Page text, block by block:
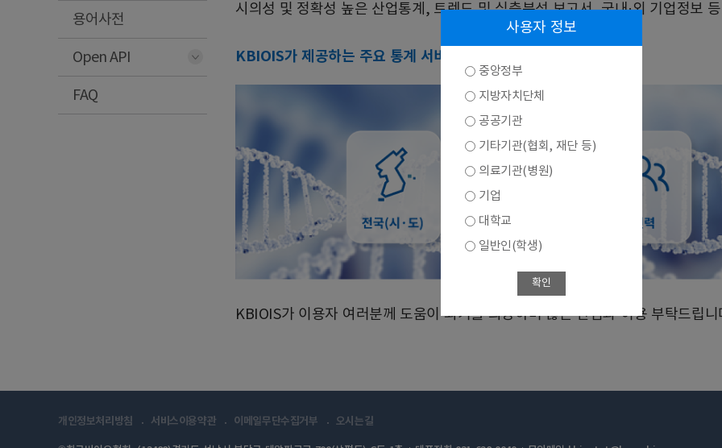
용어사전
Open API
FAQ
시의성 및 정확성 높은 산업통계, 트렌드 및 심층분석 보고서, 국내·외 기업정보
KBIOIS가 제공하는 주요 통계 서비스
KBIOIS가 이용자 여러분께 도움이 되기를 희망하며 많은 관심과 이용 부탁드립니
사용자 정보
중앙정부
지방자치단체
공공기관
기타기관(협회, 재단 등)
의료기관(병원)
기업
대학교
일반인(학생)
확인
개인정보처리방침 서비스이용약관 이메일무단수집거부 오시는길